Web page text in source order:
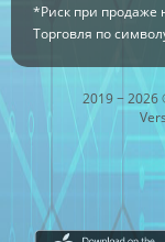
*Риск при продаже
Торговля по
2019 − 2026